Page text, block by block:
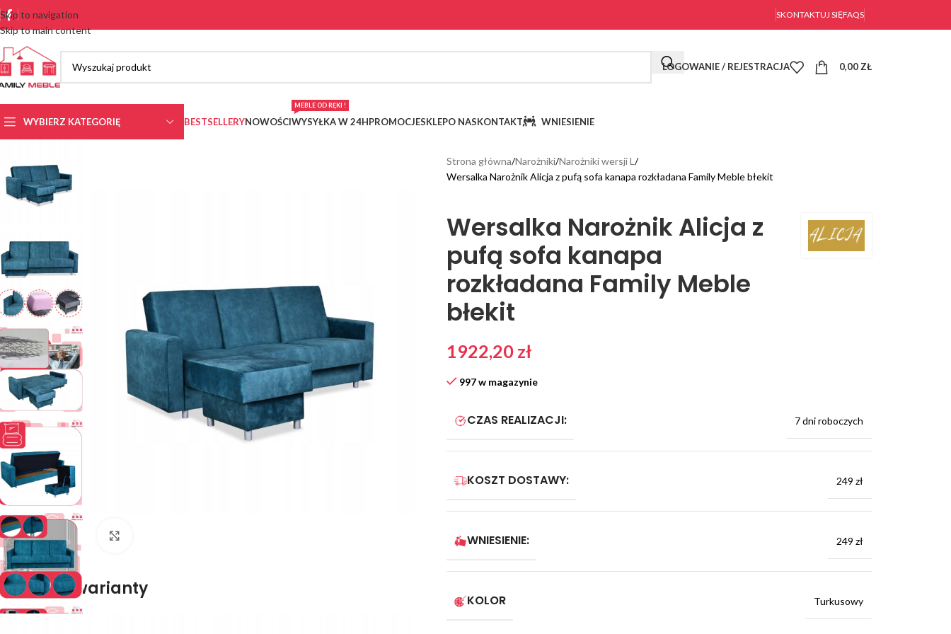
Skip to navigation
Skip to main content
SKONTAKTUJ SIĘFAQS
LOGOWANIE / REJESTRACJA 0,00 ZŁ
WYBIERZ KATEGORIĘ BESTSELLERYNOWOŚCIWYSYŁKA W 24H
MEBLE OD RĘKI !
PROMOCJESKLEPO NASKONTAKT WNIESIENIE
warianty
Strona główna Narożniki Narożniki wersji L
Wersalka Narożnik Alicja z pufą sofa kanapa rozkładana Family Meble błekit
Wersalka Narożnik Alicja z
pufą sofa kanapa
rozkładana Family Meble
błekit
1922,20 zł
997 w magazynie
CZAS REALIZACJI: 7 dni roboczych
KOSZT DOSTAWY: 249 zł
WNIESIENIE: 249 zł
KOLOR Turkusowy